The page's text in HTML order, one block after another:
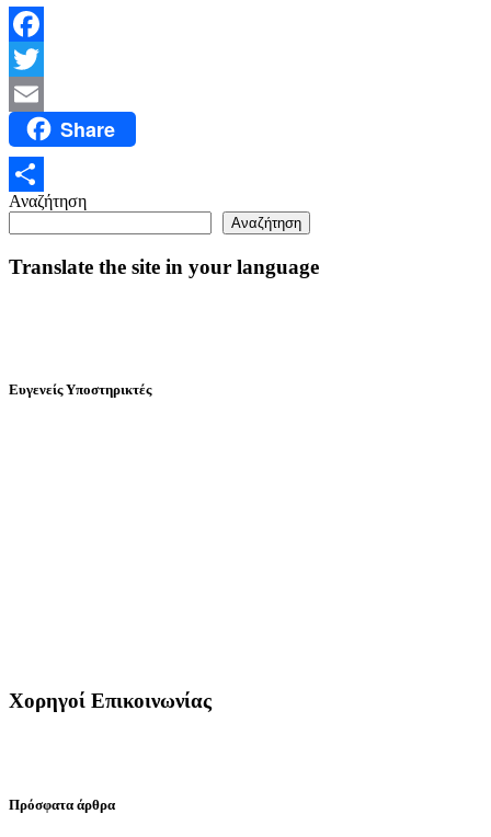
Facebook
Twitter
Email Share
Μοιραστείτε
Αναζήτηση
Αναζήτηση
Translate the site in your language
Ευγενείς Υποστηρικτές
Χορηγοί Επικοινωνίας
Πρόσφατα άρθρα